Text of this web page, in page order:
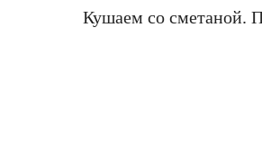
Кушаем со сметаной.